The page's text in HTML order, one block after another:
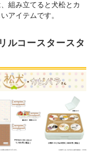
組み立てると犬松とカ
アイテムです。
ルコースタースタ